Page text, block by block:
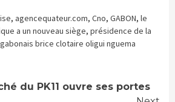
, agencequateur.com, Cno, GABON, le
a un nouveau siège, présidence de la
brice clotaire oligui nguema
du PK11 ouvre ses portes